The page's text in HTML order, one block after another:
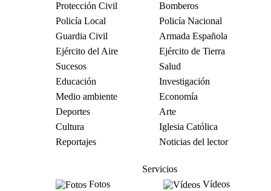
Protección Civil
Bomberos
Policía Local
Policía Nacional
Guardia Civil
Armada Española
Ejército del Aire
Ejército de Tierra
Sucesos
Salud
Educación
Investigación
Medio ambiente
Economía
Deportes
Arte
Cultura
Iglesia Católica
Reportajes
Noticias del lector
Servicios
Fotos
Vídeos